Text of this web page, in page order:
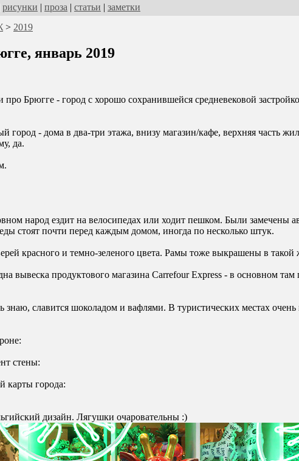
рисунки | проза | статьи | заметки
> 2019
январь 2019
Брюгге - город с хорошо сохранившейся средневековой
город - дома в два-три этажа, внизу магазин/кафе, верхняя часть
да.
народ ездит на велосипедах или ходит пешком. Были замечены
стоят почти перед каждым домом, иногда по несколько штук.
красного и темно-зеленого цвета. Рамы тоже выкрашены в такой
вывеска продуктового магазина Carrefour Express - в основном
знаю, славится шоколадом и вафлями. В туристических местах
стены:
карты города:
дизайн. Лягушки очаровательны :)